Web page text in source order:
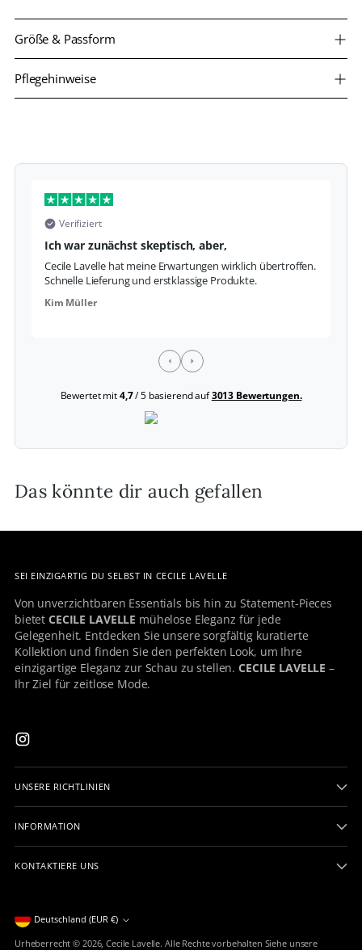
Größe & Passform
Pflegehinweise
Verifiziert
Ich war zunächst skeptisch, aber,
Cecile Lavelle hat meine Erwartungen wirklich übertroffen.
Schnelle Lieferung und erstklassige Produkte.
Kim Müller
Bewertet mit4,7/ 5 basierend auf3013 Bewertungen.
Das könnte dir auch gefallen
SEI EINZIGARTIG DU SELBST IN CECILE LAVELLE
Von unverzichtbaren Essentials bis hin zu Statement-Pieces
bietetCECILE LAVELLE mühelose Eleganz für jede
Gelegenheit. Entdecken Sie unsere sorgfältig kuratierte
Kollektion und finden Sie den perfekten Look, um Ihre
einzigartige Eleganz zur Schau zu stellen.CECILE LAVELLE–
Ihr Ziel für zeitlose Mode.
UNSERE RICHTLINIEN
INFORMATION
KONTAKTIERE UNS
Währung Deutschland (EUR €)
Urheberrecht © 2026,Cecile Lavelle. Alle Rechte vorbehalten Siehe unsere